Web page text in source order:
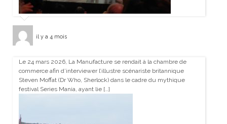
il y a 4 mois
Le 24 mars 2026, La Manufacture se rendait à la chambre de
commerce afin d’interviewer l’illustre scénariste britannique
Steven Moffat (Dr Who, Sherlock) dans le cadre du mythique
festival Series Mania, ayant lie […]